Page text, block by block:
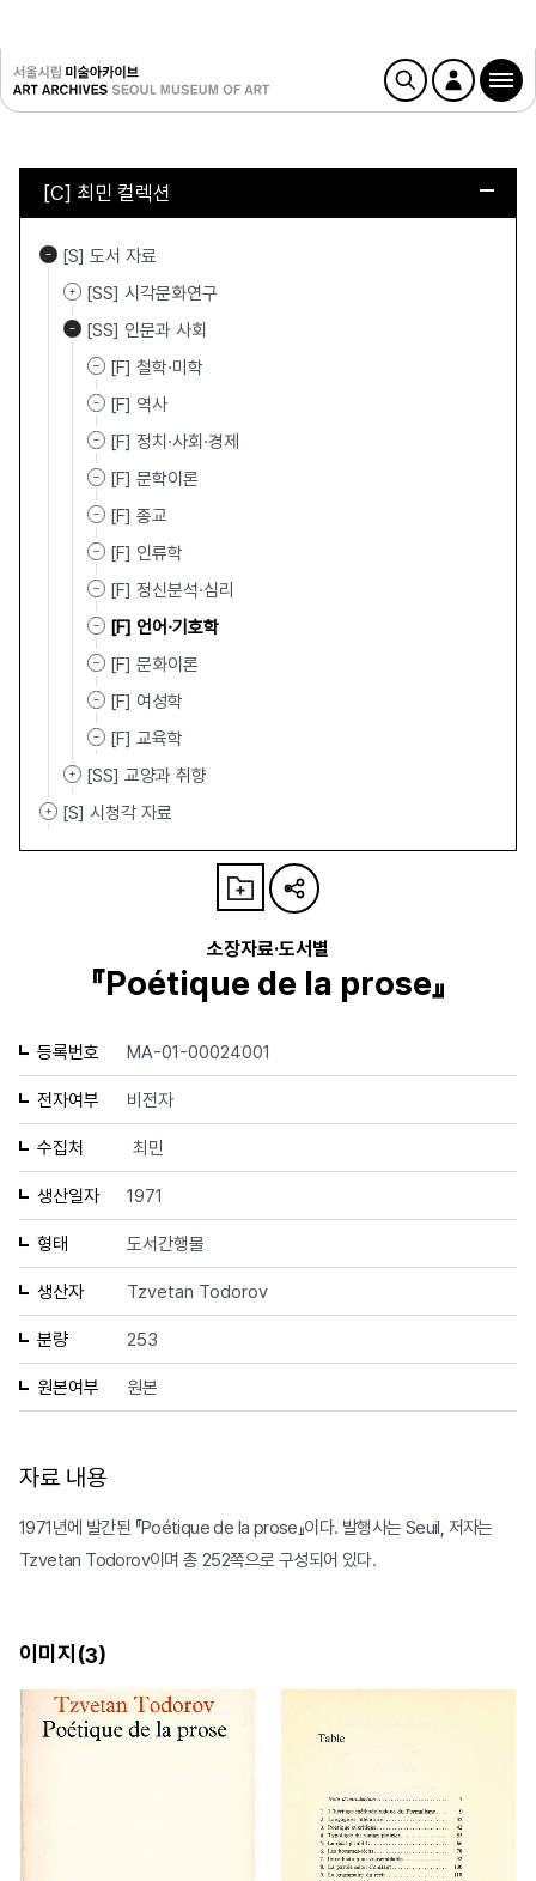
[C] 최민 컬렉션
[S] 도서 자료
[SS] 시각문화연구
[SS] 인문과 사회
[F] 철학·미학
[F] 역사
[F] 정치·사회·경제
[F] 문학이론
[F] 종교
[F] 인류학
[F] 정신분석·심리
[F] 언어·기호학
[F] 문화이론
[F] 여성학
[F] 교육학
[SS] 교양과 취향
[S] 시청각 자료
소장자료·도서별
『Poétique de la prose』
등록번호 MA-01-00024001
전자여부 비전자
수집처 최민
생산일자 1971
형태 도서간행물
생산자 Tzvetan Todorov
분량 253
원본여부 원본
자료 내용
1971년에 발간된 『Poétique de la prose』이다. 발행사는 Seuil, 저자는
Tzvetan Todorov이며 총 252쪽으로 구성되어 있다.
이미지(3)